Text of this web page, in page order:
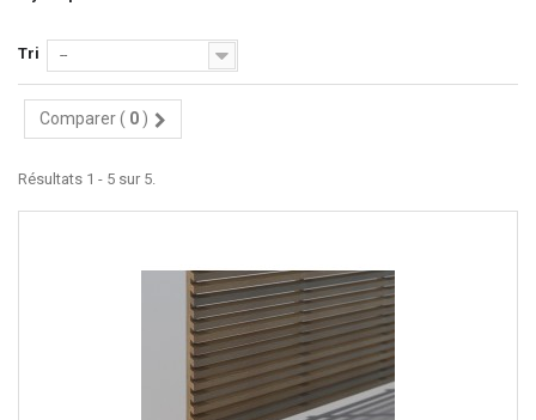
Tri --
Comparer ( 0 )
Résultats 1 - 5 sur 5.